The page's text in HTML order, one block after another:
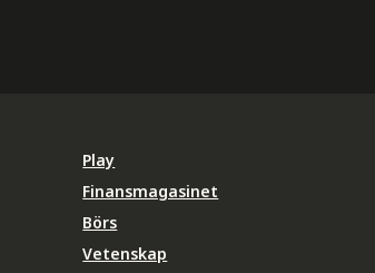
Play
Finansmagasinet
Börs
Vetenskap